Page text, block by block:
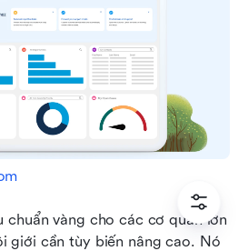
chuẩn vàng cho các cơ quan lớn
giới cần tùy biến nâng cao. Nó